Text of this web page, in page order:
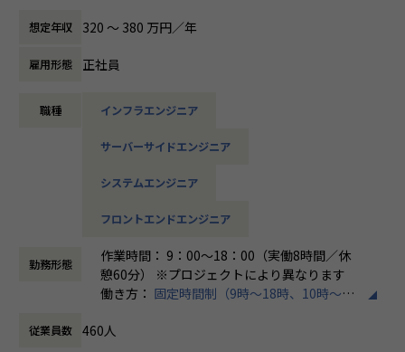
そんな方には700社以上の中からスキルや希望に合う案件を
ご紹介しています。
たとえば、ヨガ配信アプリやECサイトの新規開発、クラウド
設計など、上流フェーズから関われる案件も豊富です。ま
ひとりで悩まず、安心して挑戦できます。
◆落ち着いた環境で、長く働きたい方へ
OKの案件も多く、週2～3日出社が基本。残業は月9時間ほど
現場には教育担当がつき、月1回の面談やチャット相談も実
施。産休・育休の取得＆復帰率も100％と、ライフイベント
にも柔軟に対応しています。
◆マネジメントにも挑戦したい方へ
「PL/PMにステップアップしたい」「育成に関わる経験をし
てみたい」
想定年収 320 〜 380 万円／年
雇用形態 正社員
職種 インフラエンジニア
サーバーサイドエンジニア
システムエンジニア
フロントエンドエンジニア
勤務形態
作業時間： 9：00～18：00（実働8時間／休
憩60分） ※プロジェクトにより異なります
働き方： 固定時間制（9時～18時、10時～19
時間外労働の有無： 有（月平均20時間）
従業員数 460人